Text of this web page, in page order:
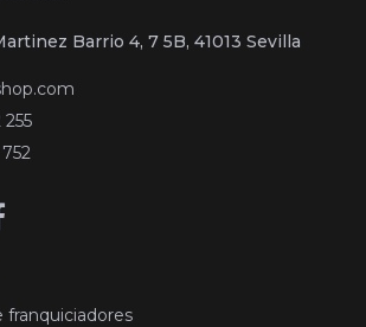
Barrio 4, 7 5B, 41013 Sevilla
franquiciadores